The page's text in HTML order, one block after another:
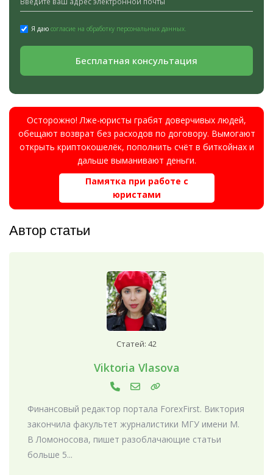
Я даю согласие на обработку персональных данных.
Бесплатная консультация
Осторожно! Лже-юристы грабят доверчивых людей,
обещают возврат без расходов по договору. Вымогают
открыть криптокошелёк, пополнить счёт в биткойнах и
дальше выманивают деньги.
Памятка при работе с
юристами
Автор статьи
Статей: 42
Viktoria Vlasova
Финансовый редактор портала ForexFirst. Виктория
закончила факультет журналистики МГУ имени М.
В Ломоносова, пишет разоблачающие статьи
больше 5...